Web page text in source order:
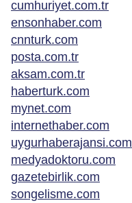
cumhuriyet.com.tr
ensonhaber.com
cnnturk.com
posta.com.tr
aksam.com.tr
haberturk.com
mynet.com
internethaber.com
uygurhaberajansi.com
medyadoktoru.com
gazetebirlik.com
songelisme.com